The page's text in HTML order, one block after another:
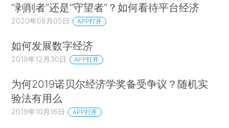
“剥削者”还是“守望者”？如何看待平台经济
2020年08月05日 APP打开
如何发展数字经济
2019年12月30日 APP打开
为何2019诺贝尔经济学奖备受争议？随机实
验法有用么
2019年10月16日 APP打开